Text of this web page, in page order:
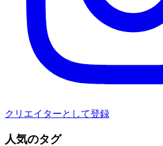
クリエイターとして登録
人気のタグ